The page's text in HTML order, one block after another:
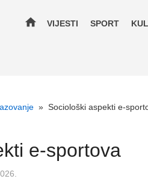
home VIJESTI SPORT
» Sociološki aspekti e-
e-sportova